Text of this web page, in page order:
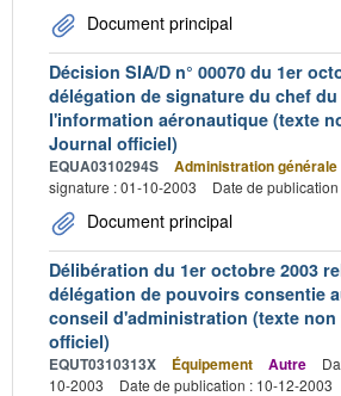
Document principal
Décision SIA/D n° 00070 du 1er
délégation de signature du chef
l'information aéronautique (texte
Journal officiel)
EQUA0310294S Administration générale
signature : 01-10-2003
Date de
Document principal
Délibération du 1er octobre 2003
délégation de pouvoirs consentie
conseil d'administration (texte
officiel)
EQUT0310313X Équipement Autre
10-2003
Date de publication : 10-12-2003